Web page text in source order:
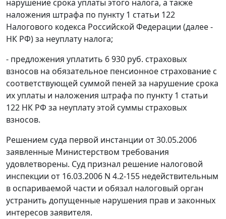
нарушение срока уплаты этого налога, а также
наложения штрафа по пункту 1 статьи 122
Налогового кодекса Российской Федерации (далее -
НК РФ) за неуплату налога;
- предложения уплатить 6 930 руб. страховых
взносов на обязательное пенсионное страхование с
соответствующей суммой пеней за нарушение срока
их уплаты и наложения штрафа по пункту 1 статьи
122 НК РФ за неуплату этой суммы страховых
взносов.
Решением суда первой инстанции от 30.05.2006
заявленные Министерством требования
удовлетворены. Суд признал решение налоговой
инспекции от 16.03.2006 N 4.2-155 недействительным
в оспариваемой части и обязал налоговый орган
устранить допущенные нарушения прав и законных
интересов заявителя.